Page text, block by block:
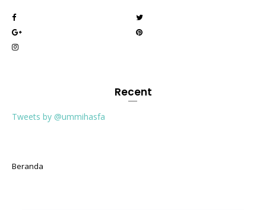
Recent
Tweets by @ummihasfa
Beranda